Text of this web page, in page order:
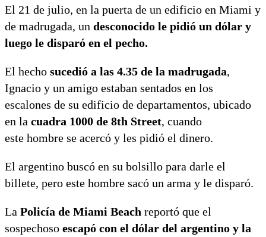
El 21 de julio, en la puerta de un edificio en Miami y
de madrugada, un desconocido le pidió un dólar y
luego le disparó en el pecho.
El hecho sucedió a las 4.35 de la madrugada,
Ignacio y un amigo estaban sentados en los
escalones de su edificio de departamentos, ubicado
en la cuadra 1000 de 8th Street, cuando
este hombre se acercó y les pidió el dinero.
El argentino buscó en su bolsillo para darle el
billete, pero este hombre sacó un arma y le disparó.
La Policía de Miami Beach reportó que el
sospechoso escapó con el dólar del argentino y la